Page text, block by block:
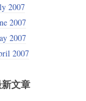
2007
2007
2007
2007
文章